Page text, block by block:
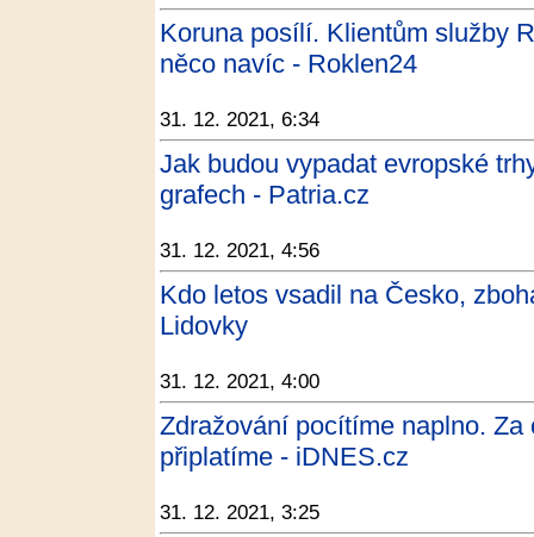
Koruna posílí. Klientům služby
něco navíc - Roklen24
31. 12. 2021, 6:34
Jak budou vypadat evropské
grafech - Patria.cz
31. 12. 2021, 4:56
Kdo letos vsadil na Česko,
Lidovky
31. 12. 2021, 4:00
Zdražování pocítíme naplno.
připlatíme - iDNES.cz
31. 12. 2021, 3:25